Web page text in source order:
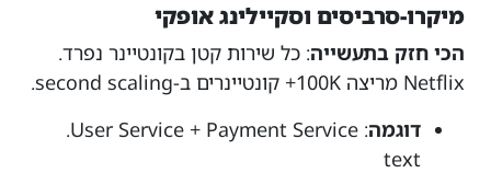
מיקרו-סרביסים וסקיילינג אופקי
הכי חזק בתעשייה: כל שירות קטן בקונטיינר נפרד.
Netflix מריצה 100K+ קונטיינרים ב-second scaling.
דוגמה: User Service + Payment Service.
text